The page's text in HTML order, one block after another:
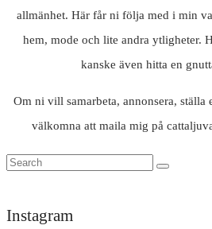
allmänhet. Här får ni följa med i min
hem, mode och lite andra ytligheter.
kanske även hitta en
Om ni vill samarbeta, annonsera, ställa
välkomna att maila mig på
Instagram